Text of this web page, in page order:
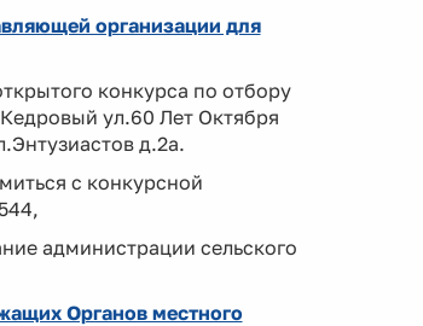
организации для
конкурса по отбору
ул.60 Лет Октября
д.2а.
с конкурсной
администрации сельского
Органов местного